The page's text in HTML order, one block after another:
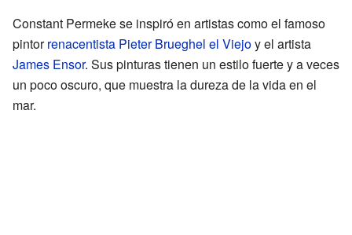
Constant Permeke se inspiró en artistas como el famoso
pintorrenacentista Pieter Brueghel el Viejoy el artista
James Ensor. Sus pinturas tienen un estilo fuerte y a veces
un poco oscuro, que muestra la dureza de la vida en el
mar.